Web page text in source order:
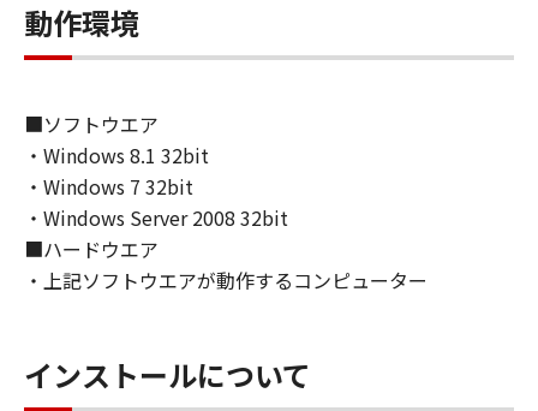
３．著作権表示
お客様は、「本ソフトウェア」に含まれるキヤ
せん。
４．所有権
「本ソフトウェア」に係る権原および所有権
は、その内容によりキヤノンまたはキヤノンの
ライセンサーに帰属します。
お客様は、日本国政府または関連する外国政府
より必要な許可等を得ることなしに、「本ソフ
動作環境
■ソフトウエア
・Windows 8.1 32bit
・Windows 7 32bit
・Windows Server 2008 32bit
■ハードウエア
・上記ソフトウエアが動作するコンピューター
インストールについて